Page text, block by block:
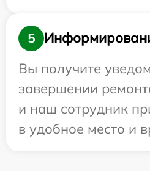
5
Вы получите
завершении
и наш сотрудник
в удобное место и